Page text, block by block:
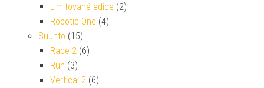
Limitované edice (2)
Robotic One (4)
Suunto (15)
Race 2 (6)
Run (3)
Vertical 2 (6)